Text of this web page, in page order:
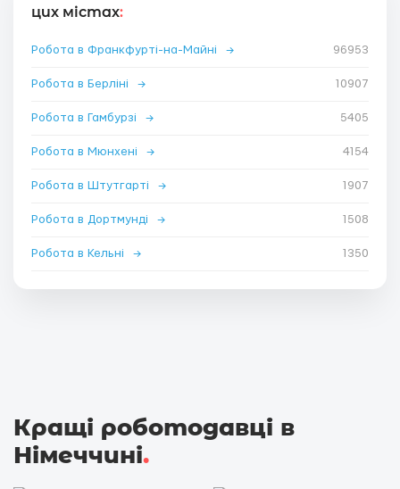
цих містах:
Робота в Франкфурті-на-Майні → 96953
Робота в Берліні → 10907
Робота в Гамбурзі → 5405
Робота в Мюнхені → 4154
Робота в Штутгарті → 1907
Робота в Дортмунді → 1508
Робота в Кельні → 1350
Кращі роботодавці в
Німеччині.